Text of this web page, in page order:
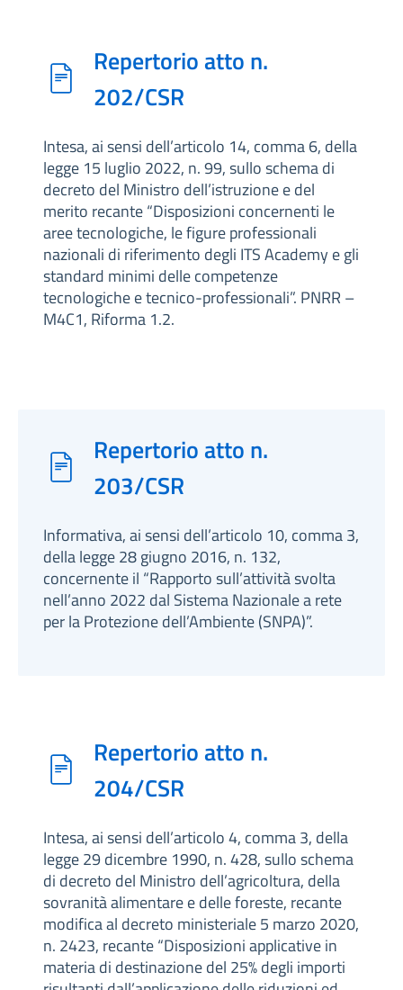
Repertorio atto n.
202/CSR
Intesa, ai sensi dell’articolo 14, comma 6, della
legge 15 luglio 2022, n. 99, sullo schema di
decreto del Ministro dell’istruzione e del
merito recante “Disposizioni concernenti le
aree tecnologiche, le figure professionali
nazionali di riferimento degli ITS Academy e gli
standard minimi delle competenze
tecnologiche e tecnico-professionali”. PNRR –
M4C1, Riforma 1.2.
Repertorio atto n.
203/CSR
Informativa, ai sensi dell’articolo 10, comma 3,
della legge 28 giugno 2016, n. 132,
concernente il “Rapporto sull’attività svolta
nell’anno 2022 dal Sistema Nazionale a rete
per la Protezione dell’Ambiente (SNPA)”.
Repertorio atto n.
204/CSR
Intesa, ai sensi dell’articolo 4, comma 3, della
legge 29 dicembre 1990, n. 428, sullo schema
di decreto del Ministro dell’agricoltura, della
sovranità alimentare e delle foreste, recante
modifica al decreto ministeriale 5 marzo 2020,
n. 2423, recante “Disposizioni applicative in
materia di destinazione del 25% degli importi